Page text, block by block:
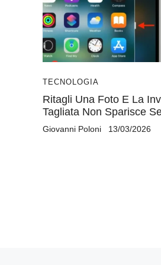
TECNOLOGIA
Ritagli Una Foto E La
Tagliata Non Sparisce
Giovanni Poloni 13/03/2026